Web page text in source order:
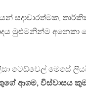
සදාචාරත්මක,
මුළුමනින්ම අනෙකා
ලීසා ටෙඩ්වෙල් මෙසේ
ආගම, විස්වාසය